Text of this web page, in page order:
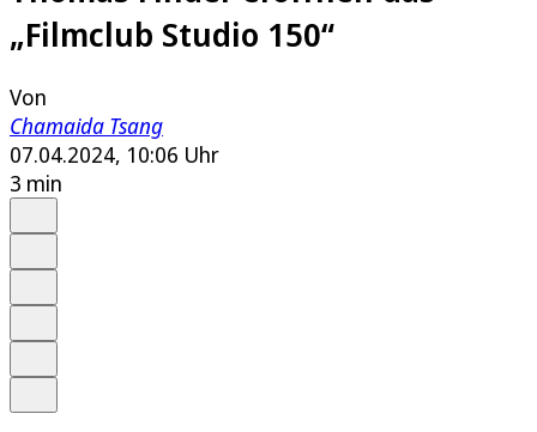
„Filmclub Studio 150“
Von
Chamaida Tsang
07.04.2024, 10:06 Uhr
3 min